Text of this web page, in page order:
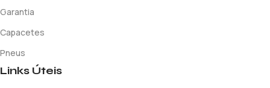
Garantia
Capacetes
Pneus
Links Úteis